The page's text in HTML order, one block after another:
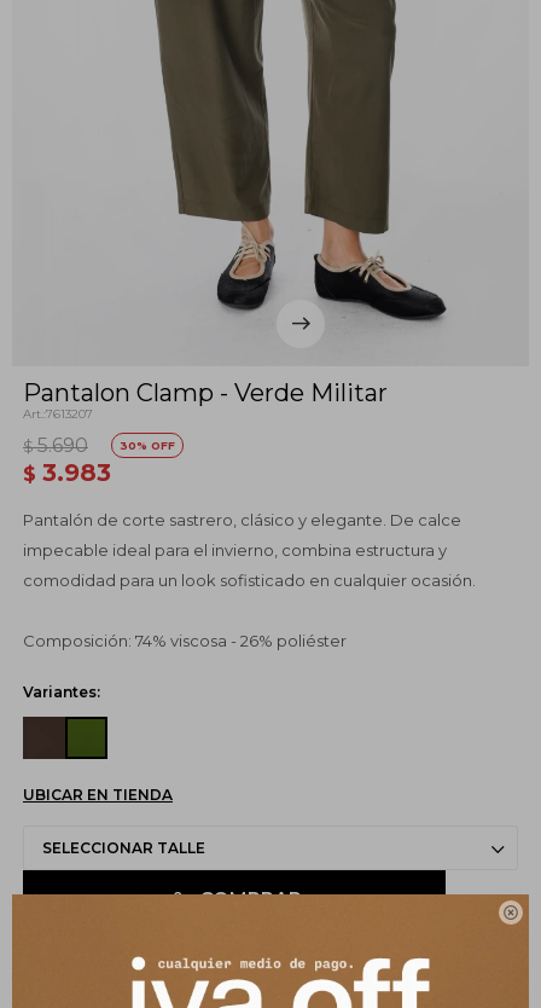

Pantalon Clamp - Verde Militar
7613207
$ 3.983
$ 5.690 30
Pantalón de corte sastrero, clásico y elegante. De calce
impecable ideal para el invierno, combina estructura y
comodidad para un look sofisticado en cualquier ocasión.
Composición: 74% viscosa - 26% poliéster
Variantes:
SELECCIONAR TALLE
UBICAR EN TIENDA
COMPRAR
CANJEÁ TUS MILLAS ITAÚ